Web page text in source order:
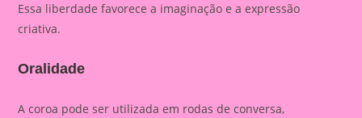
Essa liberdade favorece a imaginação e a expressão
criativa.
Oralidade
A coroa pode ser utilizada em rodas de conversa,